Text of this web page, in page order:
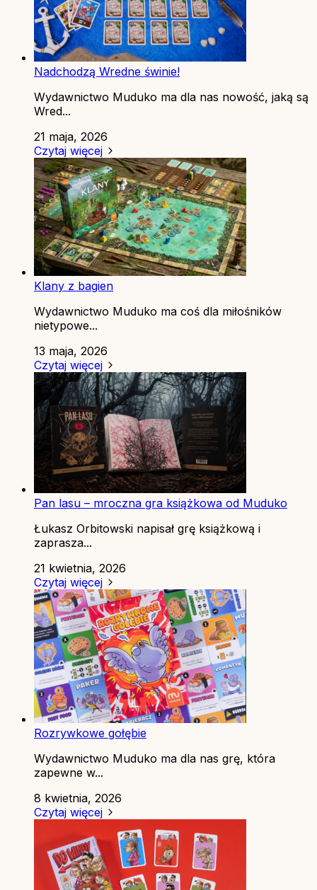
Nadchodzą Wredne świnie!
Wydawnictwo Muduko ma dla nas nowość, jaką są
Wred...
21 maja, 2026
Czytaj więcej
Klany z bagien
Wydawnictwo Muduko ma coś dla miłośników
nietypowe...
13 maja, 2026
Czytaj więcej
Pan lasu – mroczna gra książkowa od Muduko
Łukasz Orbitowski napisał grę książkową i
zaprasza...
21 kwietnia, 2026
Czytaj więcej
Rozrywkowe gołębie
Wydawnictwo Muduko ma dla nas grę, która
zapewne w...
8 kwietnia, 2026
Czytaj więcej